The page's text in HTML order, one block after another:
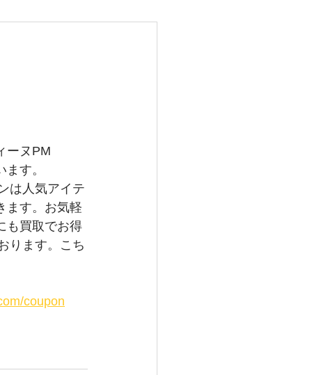
グランドセイコー
ーヌPM
す。
は人気アイテ
ます。お気軽
も買取でお得
ります。こち
coupon